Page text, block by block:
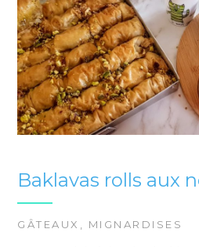
Baklavas rolls aux
GÂTEAUX , MIGNARDISES